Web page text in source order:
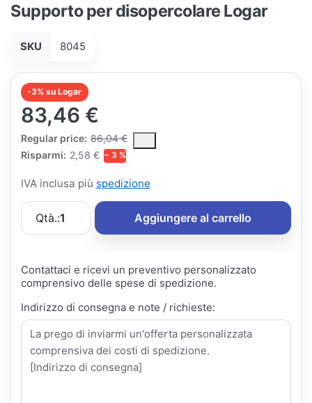
Supporto per disopercolare Logar
SKU 8045
-3% su Logar
83,46 €
Regular price: 86,04 €
The Regular Price is the median selling price paid by
Risparmi: 2,58 € − 3 %
IVA inclusa più spedizione
Qtà.:1 Aggiungere al carrello
Contattaci e ricevi un preventivo personalizzato
comprensivo delle spese di spedizione.
Indirizzo di consegna e note / richieste: